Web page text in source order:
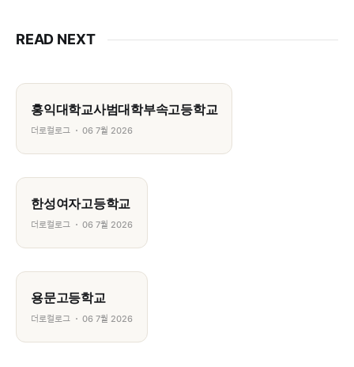
READ NEXT
홍익대학교사범대학부속고등학교
더로컬로그 06 7월 2026
한성여자고등학교
더로컬로그 06 7월 2026
용문고등학교
더로컬로그 06 7월 2026